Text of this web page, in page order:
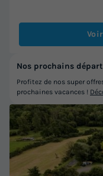
Nos prochains
Profitez de nos super
prochaines vacances !